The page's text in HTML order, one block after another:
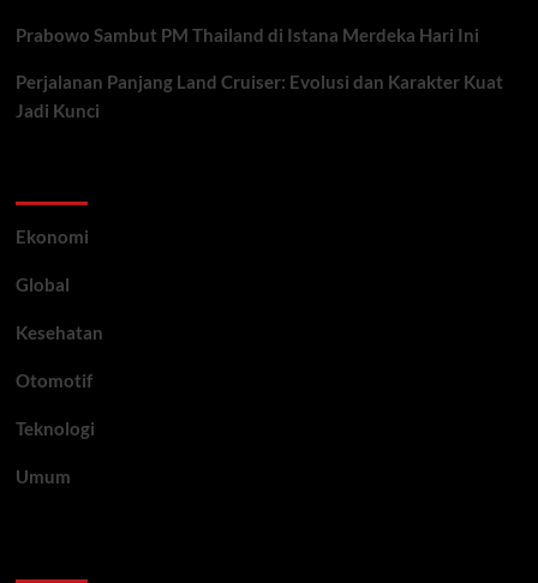
Prabowo Sambut PM Thailand di Istana Merdeka Hari Ini
Perjalanan Panjang Land Cruiser: Evolusi dan Karakter Kuat
Jadi Kunci
Ekonomi
Global
Kesehatan
Otomotif
Teknologi
Umum